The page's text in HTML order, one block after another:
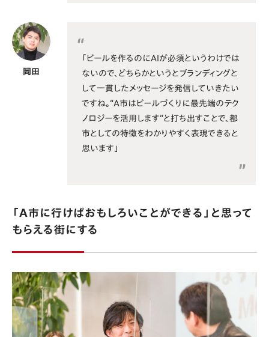
岡田
「ビールを作るのにAIが必須というわけでは
ないので、どちらかというとブランディングと
して一貫したメッセージを発信していきたい
ですね。“A市はビールづくりに最先端のテク
ノロジーを活用します”と打ち出すことで、都
市としての特徴をわかりやすく表現できると
思います」
「A市に行けばおもしろいことができる」と思って
もらえる街にする